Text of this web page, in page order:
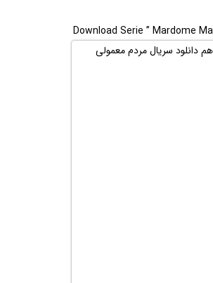
Download Serie ” Mardome